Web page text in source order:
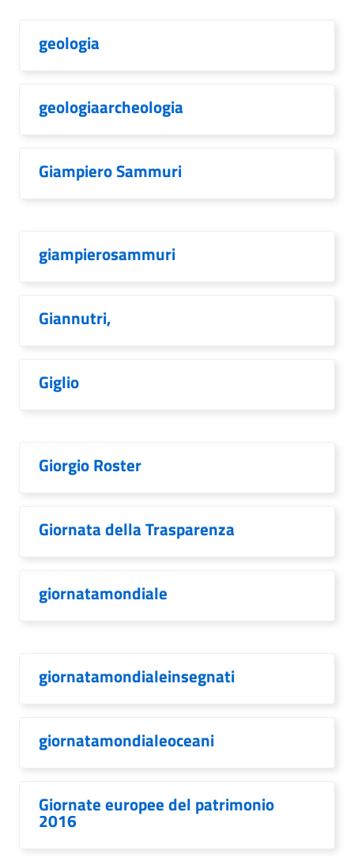
geologia
geologiaarcheologia
Giampiero Sammuri
giampierosammuri
Giannutri,
Giglio
Giorgio Roster
Giornata della Trasparenza
giornatamondiale
giornatamondialeinsegnati
giornatamondialeoceani
Giornate europee del patrimonio
2016